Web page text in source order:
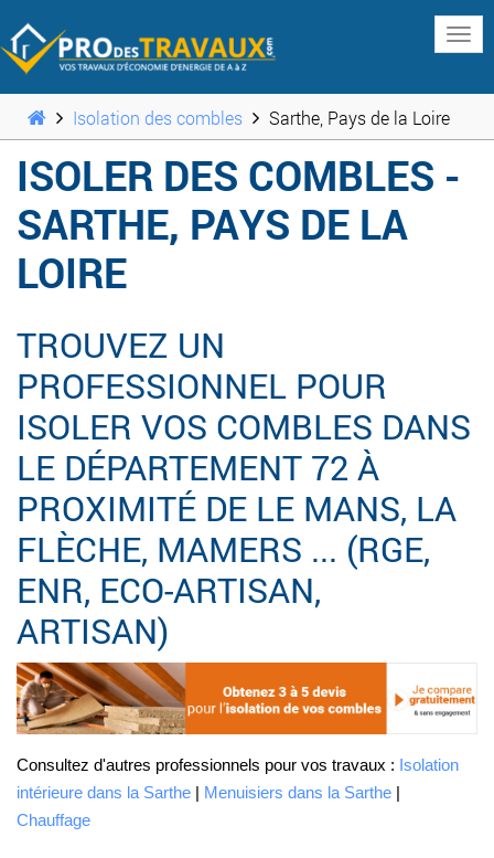
Isolation des combles Sarthe, Pays de la Loire
ISOLER DES COMBLES -
SARTHE, PAYS DE LA
LOIRE
TROUVEZ UN
PROFESSIONNEL POUR
ISOLER VOS COMBLES DANS
LE DÉPARTEMENT 72 À
PROXIMITÉ DE LE MANS, LA
FLÈCHE, MAMERS ... (RGE,
ENR, ECO-ARTISAN,
ARTISAN)
Consultez d'autres professionnels pour vos travaux : Isolation
intérieure dans la Sarthe
Menuisiers dans la Sarthe
Chauffage